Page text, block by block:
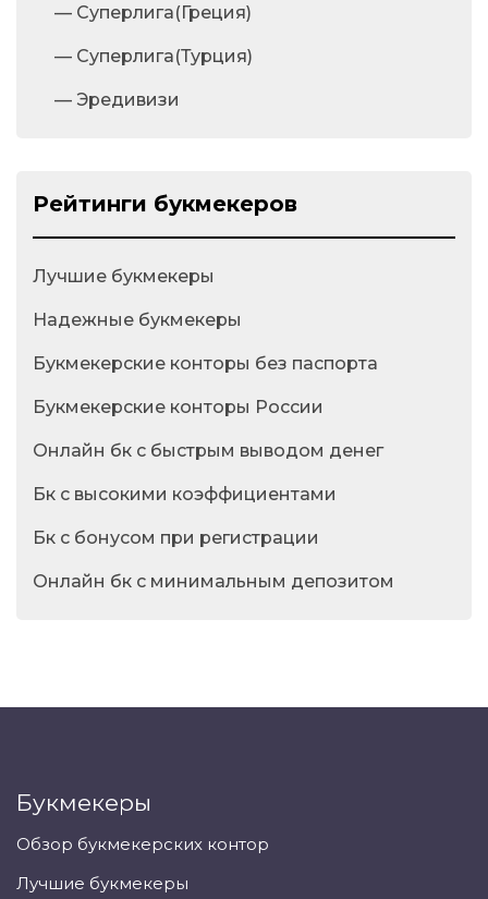
— Суперлига(Греция)
— Суперлига(Турция)
— Эредивизи
Рейтинги букмекеров
Лучшие букмекеры
Надежные букмекеры
Букмекерские конторы без паспорта
Букмекерские конторы России
Онлайн бк с быстрым выводом денег
Бк с высокими коэффициентами
Бк с бонусом при регистрации
Онлайн бк с минимальным депозитом
Букмекеры
Обзор букмекерских контор
Лучшие букмекеры